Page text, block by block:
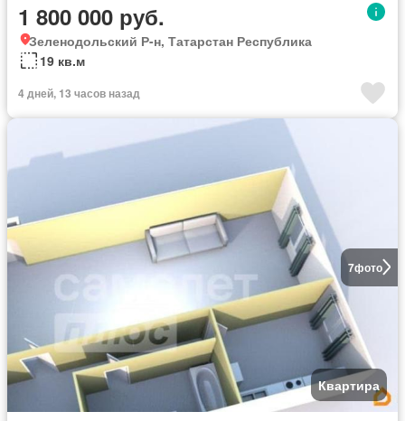
1 800 000 руб.
Зеленодольский Р-н, Татарстан Республика
19 кв.м
4 дней, 13 часов назад
7фото
Квартира